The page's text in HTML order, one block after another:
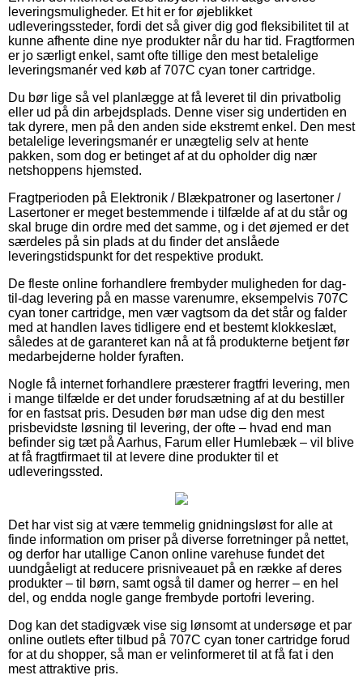
leveringsmuligheder. Et hit er for øjeblikket
udleveringssteder, fordi det så giver dig god fleksibilitet til at
kunne afhente dine nye produkter når du har tid. Fragtformen
er jo særligt enkel, samt ofte tillige den mest betalelige
leveringsmanér ved køb af 707C cyan toner cartridge.
Du bør lige så vel planlægge at få leveret til din privatbolig
eller ud på din arbejdsplads. Denne viser sig undertiden en
tak dyrere, men på den anden side ekstremt enkel. Den mest
betalelige leveringsmanér er unægtelig selv at hente
pakken, som dog er betinget af at du opholder dig nær
netshoppens hjemsted.
Fragtperioden på Elektronik / Blækpatroner og lasertoner /
Lasertoner er meget bestemmende i tilfælde af at du står og
skal bruge din ordre med det samme, og i det øjemed er det
særdeles på sin plads at du finder det anslåede
leveringstidspunkt for det respektive produkt.
De fleste online forhandlere frembyder muligheden for dag-
til-dag levering på en masse varenumre, eksempelvis 707C
cyan toner cartridge, men vær vagtsom da det står og falder
med at handlen laves tidligere end et bestemt klokkeslæt,
således at de garanteret kan nå at få produkterne betjent før
medarbejderne holder fyraften.
Nogle få internet forhandlere præsterer fragtfri levering, men
i mange tilfælde er det under forudsætning af at du bestiller
for en fastsat pris. Desuden bør man udse dig den mest
prisbevidste løsning til levering, der ofte – hvad end man
befinder sig tæt på Aarhus, Farum eller Humlebæk – vil blive
at få fragtfirmaet til at levere dine produkter til et
udleveringssted.
Det har vist sig at være temmelig gnidningsløst for alle at
finde information om priser på diverse forretninger på nettet,
og derfor har utallige Canon online varehuse fundet det
uundgåeligt at reducere prisniveauet på en række af deres
produkter – til børn, samt også til damer og herrer – en hel
del, og endda nogle gange frembyde portofri levering.
Dog kan det stadigvæk vise sig lønsomt at undersøge et par
online outlets efter tilbud på 707C cyan toner cartridge forud
for at du shopper, så man er velinformeret til at få fat i den
mest attraktive pris.